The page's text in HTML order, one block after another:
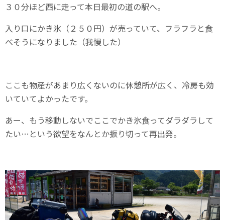
３０分ほど西に走って本日最初の道の駅へ。
入り口にかき氷（２５０円）が売っていて、フラフラと食
べそうになりました（我慢した）
ここも物産があまり広くないのに休憩所が広く、冷房も効
いていてよかったです。
あー、もう移動しないでここでかき氷食ってダラダラして
たい…という欲望をなんとか振り切って再出発。